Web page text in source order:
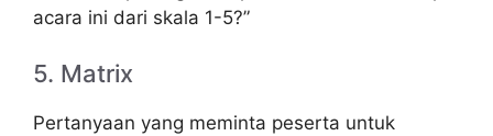
acara ini dari skala 1-5?”
5. Matrix
Pertanyaan yang meminta peserta untuk